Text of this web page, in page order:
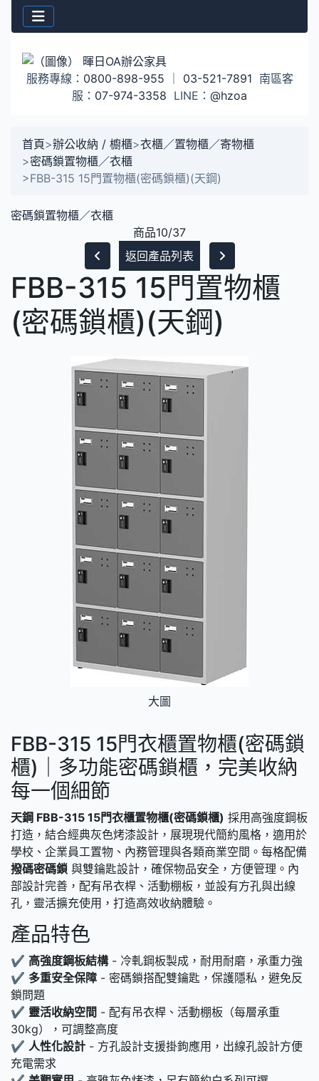
服務專線： 0800-898-955 03-521-7891 南區客
服： 07-974-3358 LINE： @hzoa
首頁>辦公收納 / 櫥櫃>衣櫃／置物櫃／寄物櫃
>密碼鎖置物櫃／衣櫃
>FBB-315 15門置物櫃(密碼鎖櫃)(天鋼)
密碼鎖置物櫃／衣櫃
商品10/37
返回產品列表
FBB-315 15門置物櫃
(密碼鎖櫃)(天鋼)
大圖
FBB-315 15門衣櫃置物櫃(密碼鎖
櫃)｜多功能密碼鎖櫃，完美收納
每一個細節
天鋼 FBB-315 15門衣櫃置物櫃(密碼鎖櫃) 採用高強度鋼板
打造，結合經典灰色烤漆設計，展現現代簡約風格，適用於
學校、企業員工置物、內務管理與各類商業空間。每格配備
撥碼密碼鎖 與雙鑰匙設計，確保物品安全，方便管理。內
部設計完善，配有吊衣桿、活動棚板，並設有方孔與出線
孔，靈活擴充使用，打造高效收納體驗。
產品特色
✔ 高強度鋼板結構- 冷軋鋼板製成，耐用耐磨，承重力強
✔ 多重安全保障 - 密碼鎖搭配雙鑰匙，保護隱私，避免反
鎖問題
✔ 靈活收納空間 - 配有吊衣桿、活動棚板（每層承重
30kg），可調整高度
✔ 人性化設計 - 方孔設計支援掛鉤應用，出線孔設計方便
充電需求